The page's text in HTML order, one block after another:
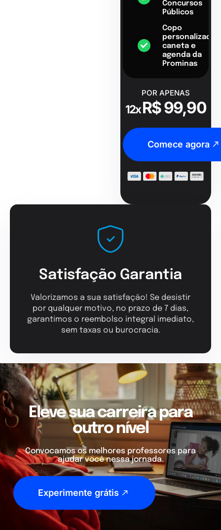
Concursos
Públicos
Copo
personalizado,
caneta e
agenda da
Prominas
POR APENAS
12xR$ 99,90
Comece agora
Satisfação Garantia
Valorizamos a sua satisfação! Se desistir
por qualquer motivo, no prazo de 7 dias,
garantimos o reembolso integral imediato,
sem taxas ou burocracia.
Eleve sua carreira para
outro nível
Convocamos os melhores professores para
ajudar você nessa jornada.
Experimente grátis